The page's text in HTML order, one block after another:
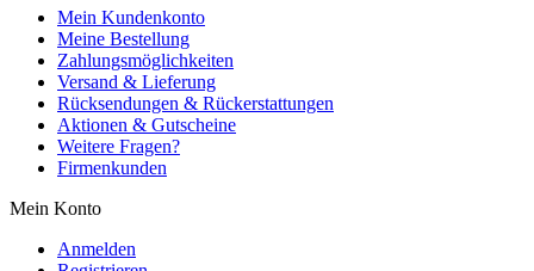
Mein Kundenkonto
Meine Bestellung
Zahlungsmöglichkeiten
Versand & Lieferung
Rücksendungen & Rückerstattungen
Aktionen & Gutscheine
Weitere Fragen?
Firmenkunden
Mein Konto
Anmelden